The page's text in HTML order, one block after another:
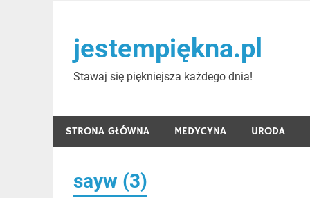
contentjestempiękna.pl
Stawaj się piękniejsza każdego dnia!
STRONA GŁÓWNA MEDYCYNA URODA
sayw (3)